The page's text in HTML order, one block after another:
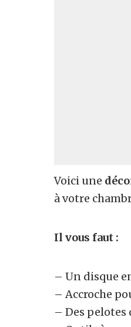
Voici une
à votre
Il vous faut :
– Un disque
– Accroche
– Des pelotes